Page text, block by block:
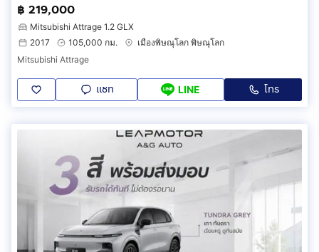
฿ 219,000
Mitsubishi Attrage 1.2 GLX
2017
105,000 กม.
เมืองพิษณุโลก พิษณุโลก
Mitsubishi Attrage
แชท LINE โทร